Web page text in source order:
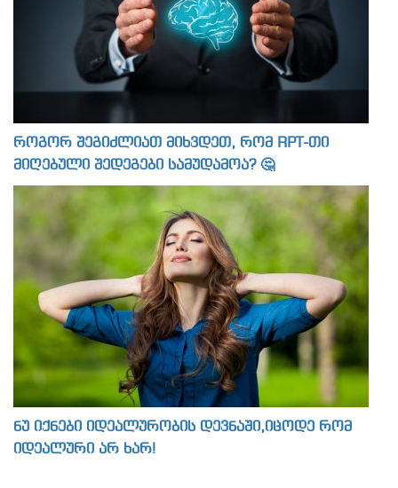
როგორ შეგიძლიათ მიხვდეთ, რომ RPT-თი
მიღებული შედეგები სამუდამოა? 🤔
ნუ იქნები იდეალურობის დევნაში,იცოდე რომ
იდეალური არ ხარ!